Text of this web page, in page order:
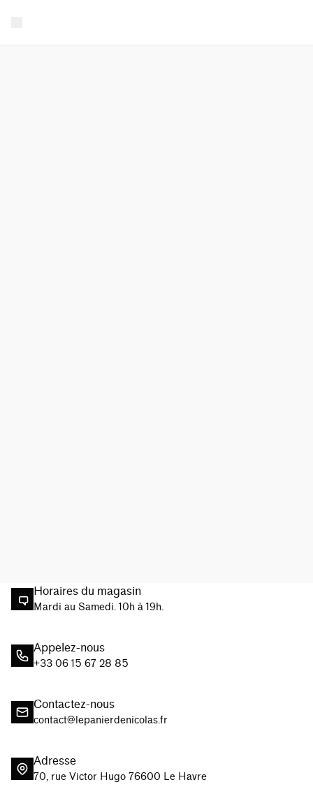
Horaires du magasin
Mardi au Samedi. 10h à 19h.
Appelez-nous
+33 06 15 67 28 85
Contactez-nous
contact@lepanierdenicolas.fr
Adresse
70, rue Victor Hugo 76600 Le Havre